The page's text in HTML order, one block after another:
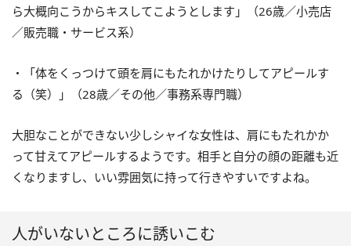
ら大概向こうからキスしてこようとします」（26歳／小売店
／販売職・サービス系）
・「体をくっつけて頭を肩にもたれかけたりしてアピールす
る（笑）」（28歳／その他／事務系専門職）
大胆なことができない少しシャイな女性は、肩にもたれかか
って甘えてアピールするようです。相手と自分の顔の距離も近
くなりますし、いい雰囲気に持って行きやすいですよね。
人がいないところに誘いこむ